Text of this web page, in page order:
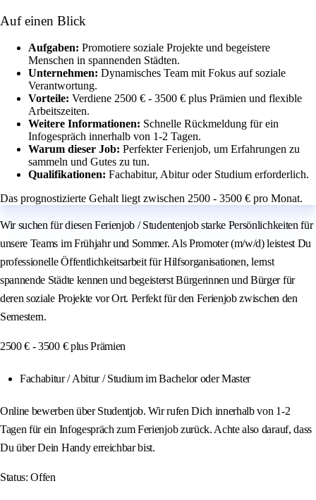
Auf einen Blick
Aufgaben: Promotiere soziale Projekte und begeistere
Menschen in spannenden Städten.
Unternehmen: Dynamisches Team mit Fokus auf soziale
Verantwortung.
Vorteile: Verdiene 2500 € - 3500 € plus Prämien und flexible
Arbeitszeiten.
Weitere Informationen: Schnelle Rückmeldung für ein
Infogespräch innerhalb von 1-2 Tagen.
Warum dieser Job: Perfekter Ferienjob, um Erfahrungen zu
sammeln und Gutes zu tun.
Qualifikationen: Fachabitur, Abitur oder Studium erforderlich.
Das prognostizierte Gehalt liegt zwischen 2500 - 3500 € pro Monat.
Wir suchen für diesen Ferienjob / Studentenjob starke Persönlichkeiten für
unsere Teams im Frühjahr und Sommer. Als Promoter (m/w/d) leistest Du
professionelle Öffentlichkeitsarbeit für Hilfsorganisationen, lernst
spannende Städte kennen und begeisterst Bürgerinnen und Bürger für
deren soziale Projekte vor Ort. Perfekt für den Ferienjob zwischen den
Semestern.
2500 € - 3500 € plus Prämien
Fachabitur / Abitur / Studium im Bachelor oder Master
Online bewerben über Studentjob. Wir rufen Dich innerhalb von 1-2
Tagen für ein Infogespräch zum Ferienjob zurück. Achte also darauf, dass
Du über Dein Handy erreichbar bist.
Status: Offen